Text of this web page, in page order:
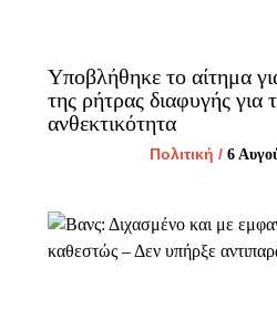
Υποβλήθηκε το αίτημα
της ρήτρας διαφυγής για
ανθεκτικότητα
Πολιτική / 6